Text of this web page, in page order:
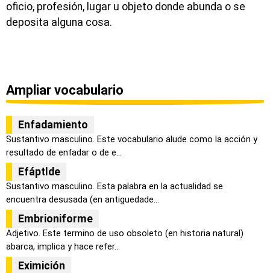
oficio, profesión, lugar u objeto donde abunda o se
deposita alguna cosa.
Ampliar vocabulario
Enfadamiento
Sustantivo masculino. Este vocabulario alude como la acción y
resultado de enfadar o de e...
Efáptlde
Sustantivo masculino. Esta palabra en la actualidad se
encuentra desusada (en antiguedade...
Embrioniforme
Adjetivo. Este termino de uso obsoleto (en historia natural)
abarca, implica y hace refer...
Eximición